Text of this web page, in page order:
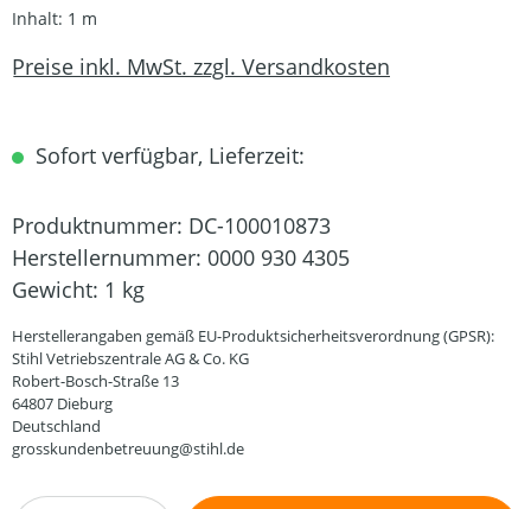
Inhalt: 1 m
Preise inkl. MwSt. zzgl. Versandkosten
Sofort verfügbar, Lieferzeit:
Produktnummer: DC-100010873
Herstellernummer: 0000 930 4305
Gewicht: 1 kg
Herstellerangaben gemäß EU-Produktsicherheitsverordnung (GPSR):
Stihl Vetriebszentrale AG & Co. KG
Robert-Bosch-Straße 13
64807 Dieburg
Deutschland
grosskundenbetreuung@stihl.de